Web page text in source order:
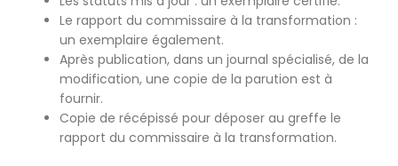
Le rapport du commissaire à la transformation :
un exemplaire également.
Après publication, dans un journal spécialisé, de la
modification, une copie de la parution est à
fournir.
Copie de récépissé pour déposer au greffe le
rapport du commissaire à la transformation.